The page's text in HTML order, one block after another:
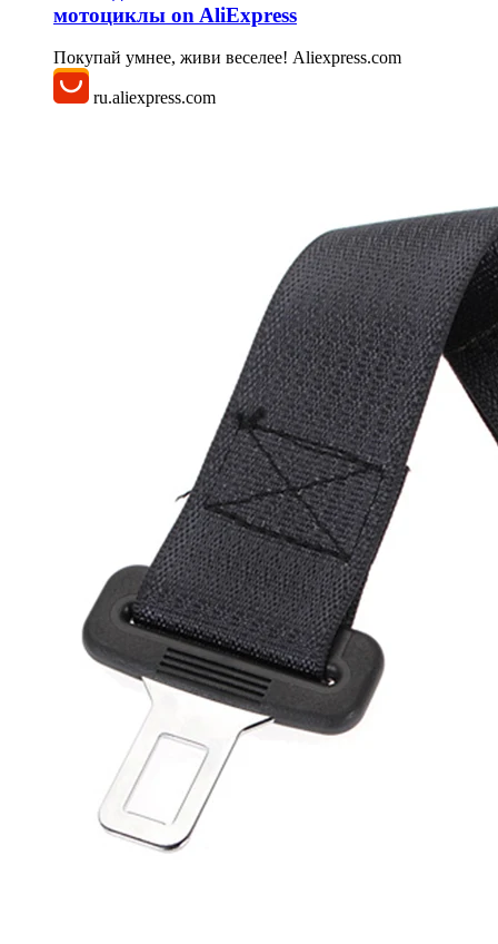
мотоциклы on AliExpress
Покупай умнее, живи веселее! Aliexpress.com
ru.aliexpress.com